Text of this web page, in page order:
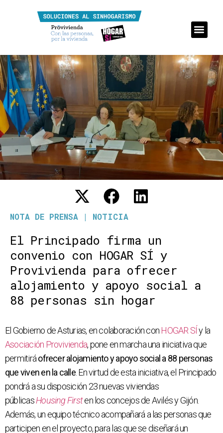
NOTA DE PRENSA | NOTICIA
El Principado firma un
convenio con HOGAR SÍ y
Provivienda para ofrecer
alojamiento y apoyo social a
88 personas sin hogar
El Gobierno de Asturias, en colaboración con HOGAR SÍy la
Asociación Provivienda, pone en marcha una iniciativa que
permitiráofrecer alojamiento y apoyo social a 88 personas
que viven en la calle. En virtud de esta iniciativa, el Principado
pondrá a su disposición 23 nuevas viviendas
públicasHousing Firsten los concejos de Avilés y Gijón.
Además, un equipo técnico acompañará a las personas que
participen en el proyecto, para las que se diseñará un